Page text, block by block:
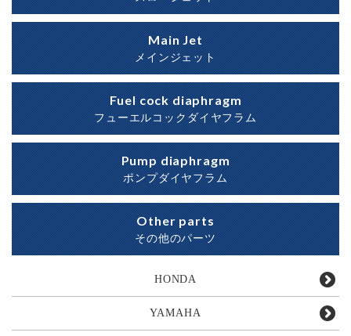
Main Jet
メインジェット
Fuel cock diaphragm
フューエルコックダイヤフラム
Pump diaphragm
ポンプダイヤフラム
Other parts
その他のパーツ
HONDA
YAMAHA